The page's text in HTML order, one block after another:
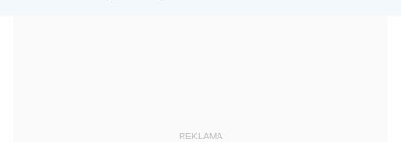
REKLAMA